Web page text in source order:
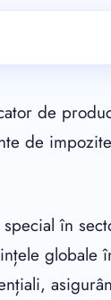
de
de
în
globale